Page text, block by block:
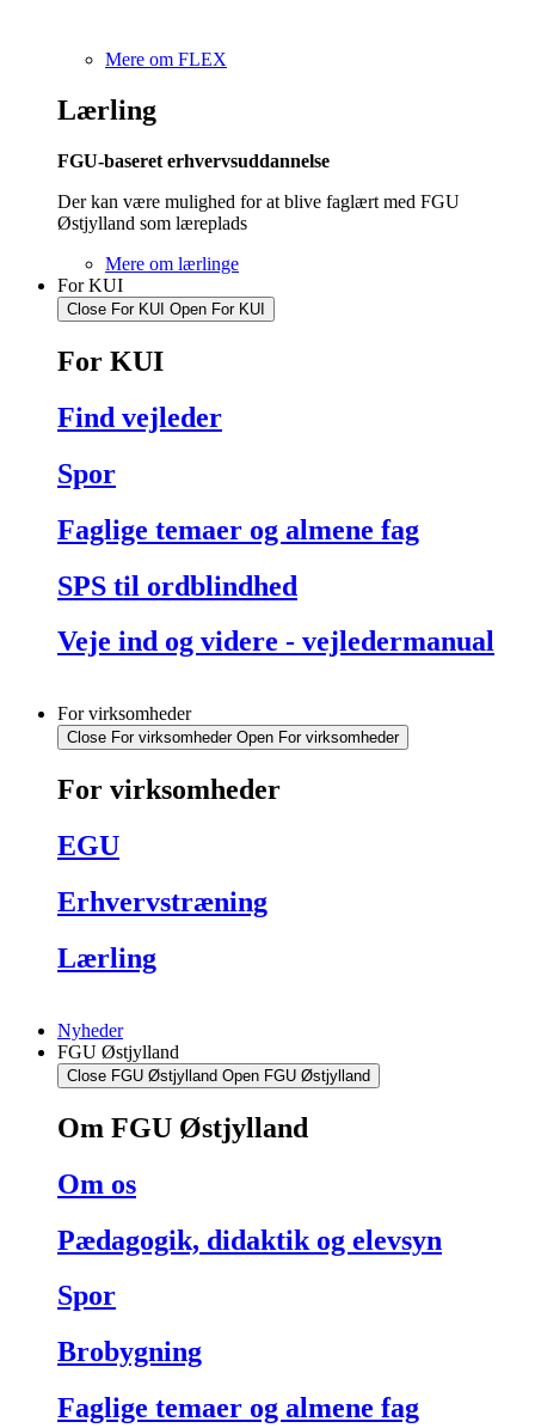
Mere om FLEX
Lærling
FGU-baseret erhvervsuddannelse
Der kan være mulighed for at blive faglært med FGU
Østjylland som læreplads
Mere om lærlinge
For KUI
Close For KUI Open For KUI
For KUI
Find vejleder
Spor
Faglige temaer og almene fag
SPS til ordblindhed
Veje ind og videre - vejledermanual
For virksomheder
Close For virksomheder Open For virksomheder
For virksomheder
EGU
Erhvervstræning
Lærling
Nyheder
FGU Østjylland
Close FGU Østjylland Open FGU Østjylland
Om FGU Østjylland
Om os
Pædagogik, didaktik og elevsyn
Spor
Brobygning
Faglige temaer og almene fag